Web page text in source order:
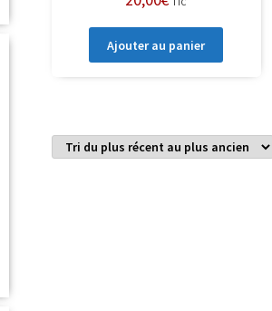
Ajouter au panier